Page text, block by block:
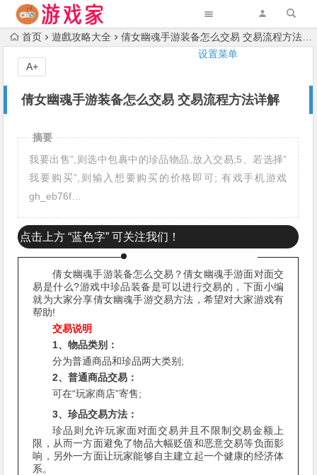
设置菜单
首页 遊戲攻略大全 倩女幽魂手游装备怎么交易 交易流程方法详解
倩女幽魂手游装备怎么交易 交易流程方法详解
A+
摘要
我要出售”,则选中包裹中的珍品物品,放入交易;5、若选择”
我要购买”,则输入想要购买的价格即可; 有戏手机游戏
gh_eb76f…
点击上方 “蓝色字” 可关注我们！
倩女幽魂手游装备怎么交易？倩女幽魂手游面对面交
易是什么?游戏中珍品装备是可以进行交易的，下面小编
就为大家分享倩女幽魂手游交易方法，希望对大家游戏有
帮助!
交易说明
1、物品类别：
分为普通商品和珍品两大类别;
2、普通商品交易：
可在“玩家商店”寄售;
3、珍品交易方法：
珍品则允许玩家面对面交易并且不限制交易金额上
限，从而一方面避免了物品大幅贬值和恶意交易等负面影
响，另外一方面让玩家能够自主建立起一个健康的经济体
系。